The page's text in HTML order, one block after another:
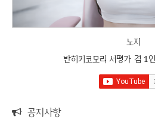
노지
반히키코모리 서평가 겸 1
공지사항